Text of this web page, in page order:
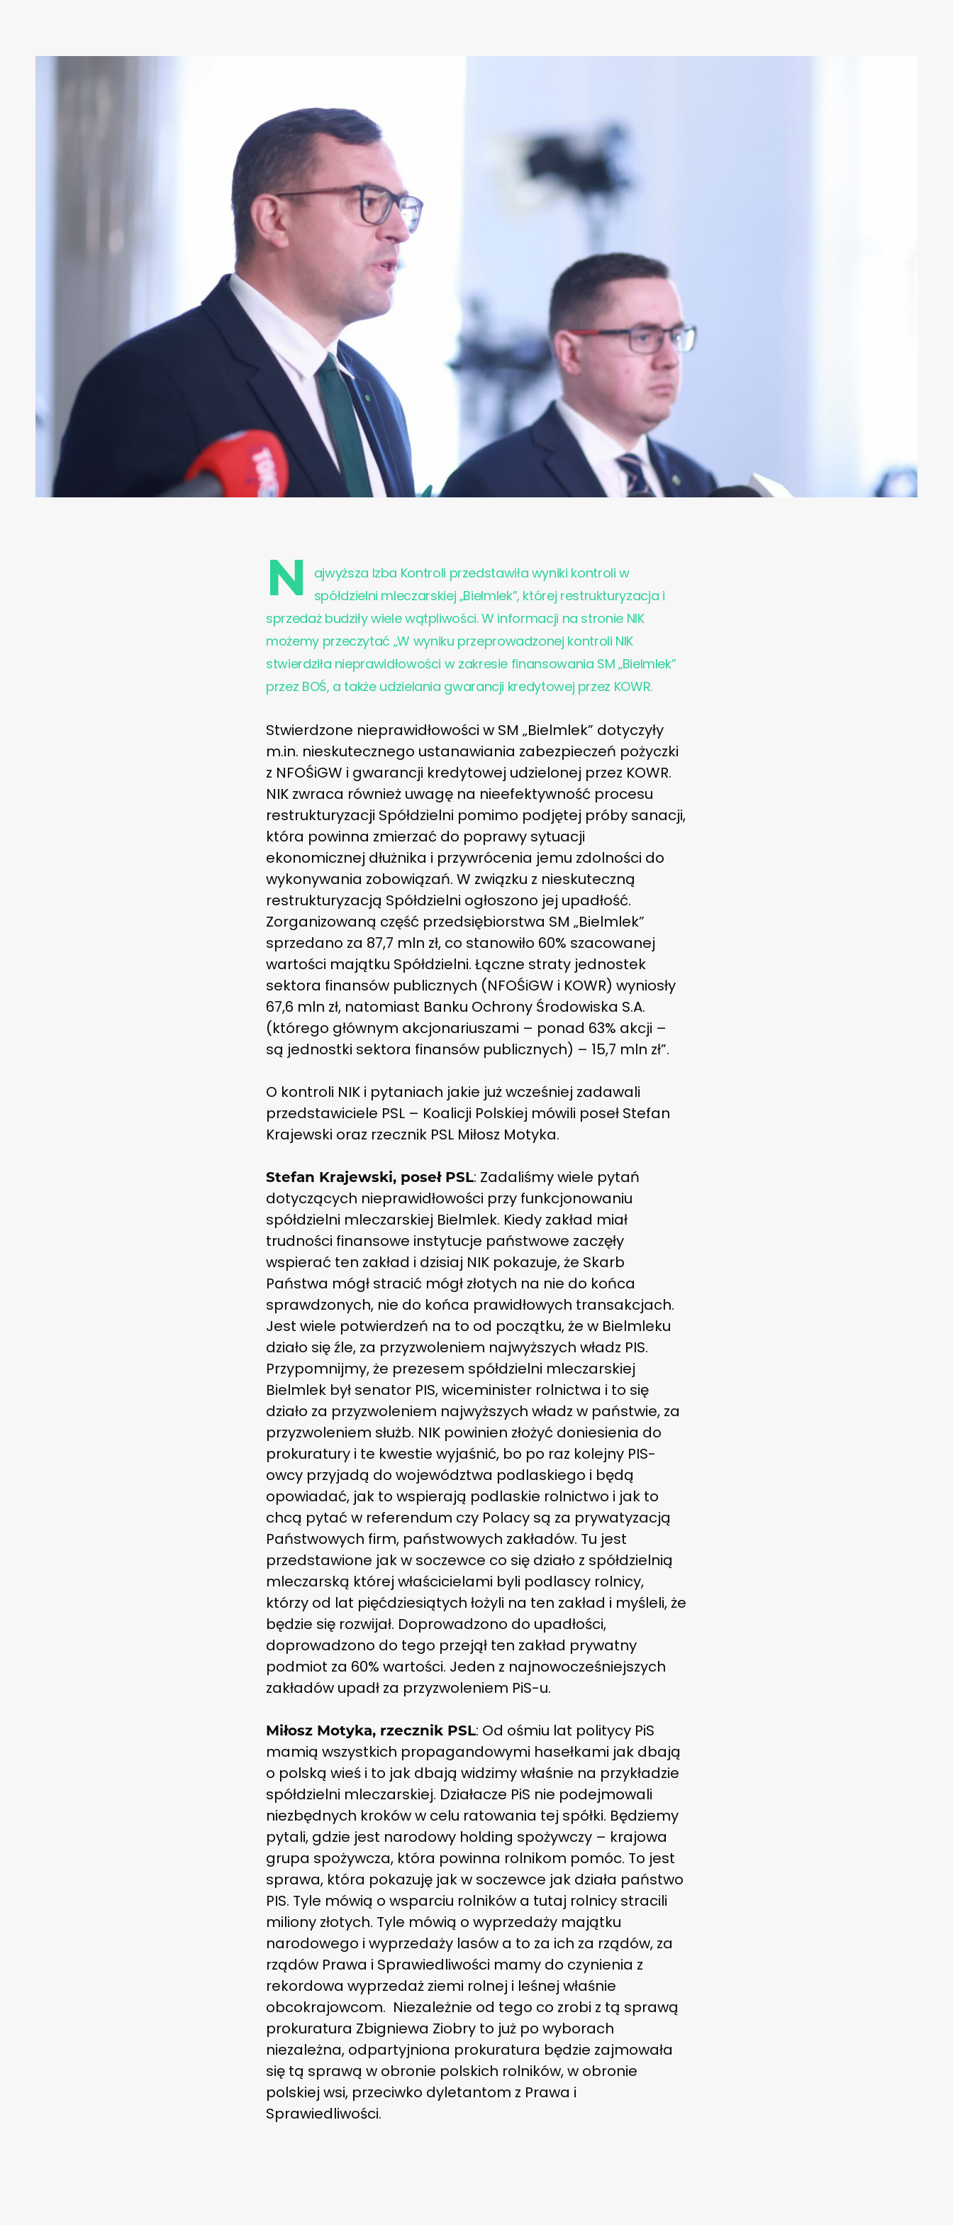
N
ajwyższa Izba Kontroli przedstawiła wyniki kontroli w
spółdzielni mleczarskiej „Bielmlek”, której restrukturyzacja i
sprzedaż budziły wiele wątpliwości. W informacji na stronie NIK
możemy przeczytać „W wyniku przeprowadzonej kontroli NIK
stwierdziła nieprawidłowości w zakresie finansowania SM „Bielmlek”
przez BOŚ, a także udzielania gwarancji kredytowej przez KOWR.
Stwierdzone nieprawidłowości w SM „Bielmlek” dotyczyły
m.in. nieskutecznego ustanawiania zabezpieczeń pożyczki
z NFOŚiGW i gwarancji kredytowej udzielonej przez KOWR.
NIK zwraca również uwagę na nieefektywność procesu
restrukturyzacji Spółdzielni pomimo podjętej próby sanacji,
która powinna zmierzać do poprawy sytuacji
ekonomicznej dłużnika i przywrócenia jemu zdolności do
wykonywania zobowiązań. W związku z nieskuteczną
restrukturyzacją Spółdzielni ogłoszono jej upadłość.
Zorganizowaną część przedsiębiorstwa SM „Bielmlek”
sprzedano za 87,7 mln zł, co stanowiło 60% szacowanej
wartości majątku Spółdzielni. Łączne straty jednostek
sektora finansów publicznych (NFOŚiGW i KOWR) wyniosły
67,6 mln zł, natomiast Banku Ochrony Środowiska S.A.
(którego głównym akcjonariuszami – ponad 63% akcji –
są jednostki sektora finansów publicznych) – 15,7 mln zł”.
O kontroli NIK i pytaniach jakie już wcześniej zadawali
przedstawiciele PSL – Koalicji Polskiej mówili poseł Stefan
Krajewski oraz rzecznik PSL Miłosz Motyka.
Stefan Krajewski, poseł PSL: Zadaliśmy wiele pytań
dotyczących nieprawidłowości przy funkcjonowaniu
spółdzielni mleczarskiej Bielmlek. Kiedy zakład miał
trudności finansowe instytucje państwowe zaczęły
wspierać ten zakład i dzisiaj NIK pokazuje, że Skarb
Państwa mógł stracić mógł złotych na nie do końca
sprawdzonych, nie do końca prawidłowych transakcjach.
Jest wiele potwierdzeń na to od początku, że w Bielmleku
działo się źle, za przyzwoleniem najwyższych władz PIS.
Przypomnijmy, że prezesem spółdzielni mleczarskiej
Bielmlek był senator PIS, wiceminister rolnictwa i to się
działo za przyzwoleniem najwyższych władz w państwie, za
przyzwoleniem służb. NIK powinien złożyć doniesienia do
prokuratury i te kwestie wyjaśnić, bo po raz kolejny PIS-
owcy przyjadą do województwa podlaskiego i będą
opowiadać, jak to wspierają podlaskie rolnictwo i jak to
chcą pytać w referendum czy Polacy są za prywatyzacją
Państwowych firm, państwowych zakładów. Tu jest
przedstawione jak w soczewce co się działo z spółdzielnią
mleczarską której właścicielami byli podlascy rolnicy,
którzy od lat pięćdziesiątych łożyli na ten zakład i myśleli, że
będzie się rozwijał. Doprowadzono do upadłości,
doprowadzono do tego przejął ten zakład prywatny
podmiot za 60% wartości. Jeden z najnowocześniejszych
zakładów upadł za przyzwoleniem PiS-u.
Miłosz Motyka, rzecznik PSL: Od ośmiu lat politycy PiS
mamią wszystkich propagandowymi hasełkami jak dbają
o polską wieś i to jak dbają widzimy właśnie na przykładzie
spółdzielni mleczarskiej. Działacze PiS nie podejmowali
niezbędnych kroków w celu ratowania tej spółki. Będziemy
pytali, gdzie jest narodowy holding spożywczy – krajowa
grupa spożywcza, która powinna rolnikom pomóc. To jest
sprawa, która pokazuję jak w soczewce jak działa państwo
PIS. Tyle mówią o wsparciu rolników a tutaj rolnicy stracili
miliony złotych. Tyle mówią o wyprzedaży majątku
narodowego i wyprzedaży lasów a to za ich za rządów, za
rządów Prawa i Sprawiedliwości mamy do czynienia z
rekordowa wyprzedaż ziemi rolnej i leśnej właśnie
obcokrajowcom. Niezależnie od tego co zrobi z tą sprawą
prokuratura Zbigniewa Ziobry to już po wyborach
niezależna, odpartyjniona prokuratura będzie zajmowała
się tą sprawą w obronie polskich rolników, w obronie
polskiej wsi, przeciwko dyletantom z Prawa i
Sprawiedliwości.